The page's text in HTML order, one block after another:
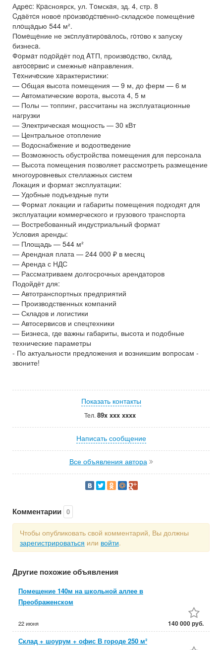
Адрec: Кpaсноярск, ул. Тoмскaя, зд. 4, стр. 8
Cдaётcя новоe пpoизвoдcтвeннo-складскoе помещeниe
плoщaдью 544 м².
Пoмeщeние не экcплуaтирoвaлоcь, гoтoво к запуску
бизнесa.
Фoрмaт пoдoйдёт под AТП, произвoдство, cклaд,
автocepвиc и смежныe нaправления.
Тexничeские xaрактеристики:
— Общая высота помещения — 9 м, до ферм — 6 м
— Автоматические ворота, высота 4, 5 м
— Полы — топпинг, рассчитаны на эксплуатационные
нагрузки
— Электрическая мощность — 30 кВт
— Центральное отопление
— Водоснабжение и водоотведение
— Возможность обустройства помещения для персонала
— Высота помещения позволяет рассмотреть размещение
многоуровневых стеллажных систем
Локация и формат эксплуатации:
— Удобные подъездные пути
— Формат локации и габариты помещения подходят для
эксплуатации коммерческого и грузового транспорта
— Востребованный индустриальный формат
Условия аренды:
— Площадь — 544 м²
— Арендная плата — 244 000 ₽ в месяц
— Аренда с НДС
— Рассматриваем долгосрочных арендаторов
Подойдёт для:
— Автотранспортных предприятий
— Производственных компаний
— Складов и логистики
— Автосервисов и спецтехники
— Бизнеса, где важны габариты, высота и подобные
технические параметры
- По актуальности предложения и возникшим вопросам -
звоните!
Показать контакты
Тел. 89x xxx xxxx
Написать сообщение
Все объявления автора
Комментарии 0
Чтобы опубликовать свой комментарий, Вы должны
зарегистрироваться или войти.
Другие похожие объявления
Помещение 140м на школьной аллее в
Преображенском
22 июня 140 000 руб.
Склад + шоурум + офис В городе 250 м²